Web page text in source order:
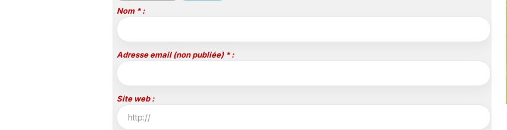
Nom * :
Adresse email (non publiée) * :
Site web :